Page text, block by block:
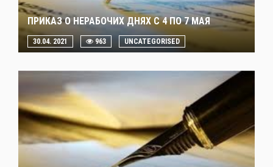
ПРИКАЗ О НЕРАБОЧИХ ДНЯХ С 4 ПО 7 МАЯ
30.04. 2021 963 UNCATEGORISED